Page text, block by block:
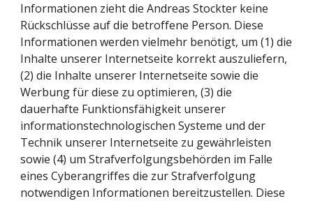
Informationen zieht die Andreas Stockter keine
Rückschlüsse auf die betroffene Person. Diese
Informationen werden vielmehr benötigt, um (1) die
Inhalte unserer Internetseite korrekt auszuliefern,
(2) die Inhalte unserer Internetseite sowie die
Werbung für diese zu optimieren, (3) die
dauerhafte Funktionsfähigkeit unserer
informationstechnologischen Systeme und der
Technik unserer Internetseite zu gewährleisten
sowie (4) um Strafverfolgungsbehörden im Falle
eines Cyberangriffes die zur Strafverfolgung
notwendigen Informationen bereitzustellen. Diese